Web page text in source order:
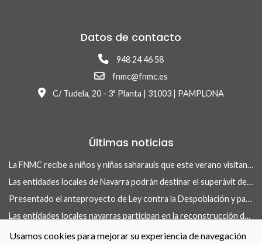
Datos de contacto
948 24 46 58
fnmc@fnmc.es
C/ Tudela, 20 - 3ª Planta | 31003 | PAMPLONA
Últimas noticias
La FNMC recibe a niños y niñas saharauis que este verano visitan Navarra con el programa Vacaciones en Paz
Las entidades locales de Navarra podrán destinar el superávit de 2025 a inversiones financieramente sostenibles tras la aprobación del Real Decreto-ley 13/2026
Presentado el anteproyecto de Ley contra la Despoblación y para el Desarrollo Rural
Las entidades locales navarras participan en la reconstrucción de infraestructuras dañadas por la DANA de 175 municipios valencianos
Usamos cookies para mejorar su experiencia de navegación